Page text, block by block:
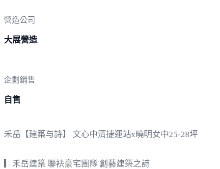
營造公司
大展營造
企劃銷售
自售
禾岳【建築与詩】 文心中清捷運站x曉明女中25-28坪
▎禾岳建築 聯袂豪宅團隊 創藝建築之詩